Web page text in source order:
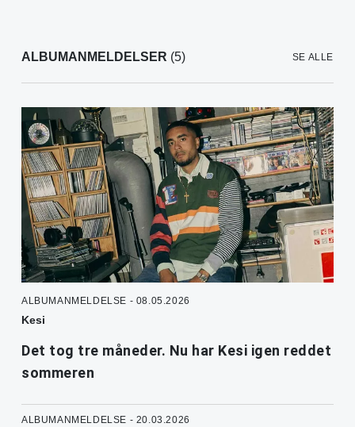
ALBUMANMELDELSER (5) SE ALLE
ALBUMANMELDELSE - 08.05.2026
Kesi
Det tog tre måneder. Nu har Kesi igen reddet
sommeren
ALBUMANMELDELSE - 20.03.2026